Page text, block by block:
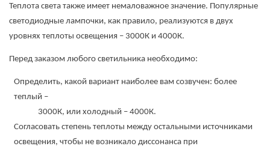
Теплота света также имеет немаловажное значение. Популярные
светодиодные лампочки, как правило, реализуются в двух
уровнях теплоты освещения – 3000К и 4000К.
Перед заказом любого светильника необходимо:
Определить, какой вариант наиболее вам созвучен: более
теплый –
3000К, или холодный – 4000К.
Согласовать степень теплоты между остальными источниками
освещения, чтобы не возникало диссонанса при